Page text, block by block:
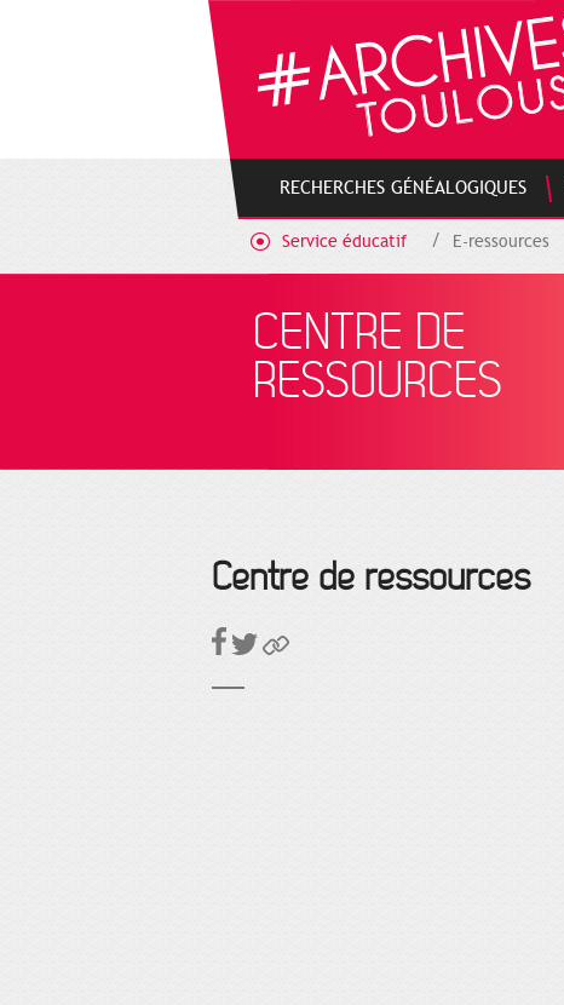
RECHERCHES GÉNÉALOGIQUES
Service éducatif E-ressources
CENTRE DE
RESSOURCES
Centre de ressources
Gestion de vos préférences sur les cookies